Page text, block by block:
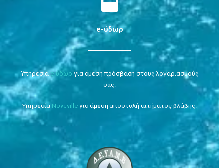
e-ύδωρ
Υπηρεσίαe-ύδωρ για άμεση πρόσβαση στους λογαριασμούς
σας.
Υπηρεσία Novoville για άμεση αποστολή αιτήματος βλάβης.